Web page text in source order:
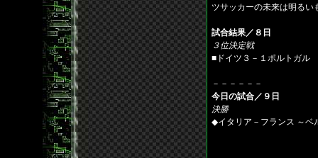
ツサッカーの未来は明るい
試合結果／８日
３位決定戦
■ドイツ３－１ポルトガル
－－－－－－
今日の試合／９日
決勝
◆イタリア－フランス ～ベ